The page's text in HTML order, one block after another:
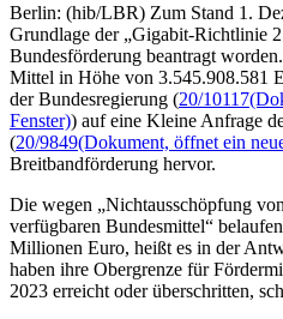
Berlin: (hib/LBR) Zum Stand 1.
Grundlage der „Gigabit-Richtlinie
Bundesförderung beantragt
Mittel in Höhe von 3.545.908.581
der Bundesregierung (20/10117
Fenster)) auf eine Kleine Anfrage
(20/9849(Dokument, öffnet ein
Breitbandförderung hervor.
Die wegen „Nichtausschöpfung
verfügbaren Bundesmittel“
Millionen Euro, heißt es in der
haben ihre Obergrenze für
2023 erreicht oder überschritten,